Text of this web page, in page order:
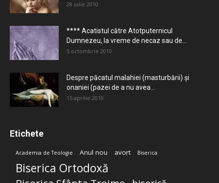
28 iulie 2010
**** Acatistul către Atotputernicul
Dumnezeu, la vreme de necaz sau de...
5 octombrie 2010
Despre păcatul malahiei (masturbării) şi
onaniei (pazei de a nu avea...
15 aprilie 2010
Etichete
Academia de Teologie Anul nou avort Biserica
Biserica Ortodoxă